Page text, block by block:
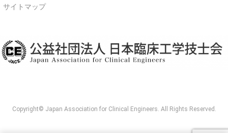
サイトマップ
Copyright© Japan Association for Clinical Engineers. All Rights Reserved.